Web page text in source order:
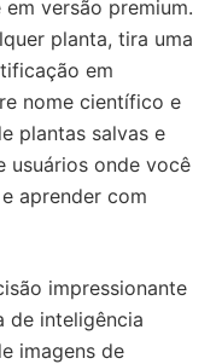
versão premium.
planta, tira uma
em
nome científico e
plantas salvas e
usuários onde você
aprender com
impressionante
de inteligência
imagens de